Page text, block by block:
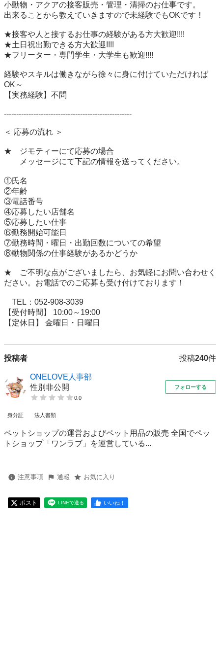
小動物・アクアの接客販売・管理・清掃のお仕事です。
出来ることから教えていきますので未経験でもOKです！
★接客や人と接するお仕事の経験がある方大歓迎!!!!
★土日祝出勤できる方大歓迎!!!!
★フリーター・専門学生・大学生も歓迎!!!!
経験やスキルは働きながら徐々に身に付けていただければ
OK～
【実務経験】不問
----------------------------------------------------
＜ 応募の流れ ＞
★　ジモティーにて応募の場合
メッセージにて下記の情報を送ってください。
①氏名
②年齢
③電話番号
④応募したい店舗名
⑤応募したい仕事
⑥勤務開始可能日
⑦勤務時間・曜日・出勤回数についての希望
⑧動物関係の仕事経験があるかどうか
★　ご不明な点がございましたら、お気軽にお問い合わせく
ださい。お電話でのご応募も受け付けております！
TEL：052-908-3039
【受付時間】 10:00～19:00
【定休日】 金曜日・日曜日
投稿者 投稿240件
ONELOVE人事部
性別非公開
0.0
フォローする
身分証 法人書類
ペットショップの運営およびペット用品の販売 全国でペッ
トショップ「ワンラブ」を運営している...
注意事項 通報 お気に入り
ポスト LINEで送る いいね！